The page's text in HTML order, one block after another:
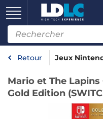
Retour Jeux
Mario et The
Gold Edition